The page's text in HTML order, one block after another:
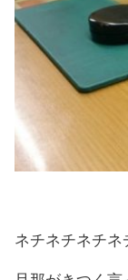
ネチネチネチネ